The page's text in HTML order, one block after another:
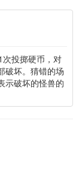
投掷硬币，对
破坏。猜错的场
示破坏的怪兽的